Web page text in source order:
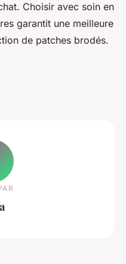
Choisir avec soin en
garantit une meilleure
de patches brodés.